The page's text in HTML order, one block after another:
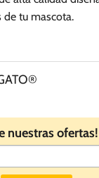
de tu mascota.
nuestras ofertas!